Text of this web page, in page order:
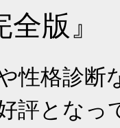
版』
性格診断
評となっ